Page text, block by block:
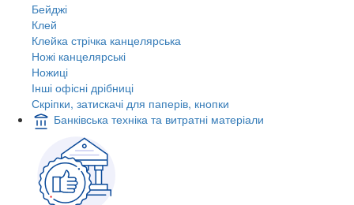
Бейджі
Клей
Клейка стрічка канцелярська
Ножі канцелярські
Ножиці
Інші офісні дрібниці
Скріпки, затискачі для паперів, кнопки
Банківська техніка та витратні матеріали